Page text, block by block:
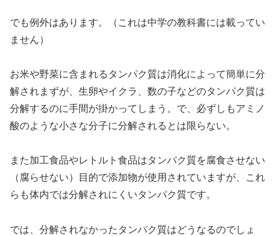
でも例外はあります。（これは中学の教科書には載ってい
ません）
お米や野菜に含まれるタンパク質は消化によって簡単に分
解されまずが、生卵やイクラ、数の子などのタンパク質は
分解するのに手間が掛かってしまう。で、必ずしもアミノ
酸のような小さな分子に分解されるとは限らない。
また加工食品やレトルト食品はタンパク質を腐食させない
（腐らせない）目的で添加物が使用されていますが、これ
らも体内では分解されにくいタンパク質です。
では、分解されなかったタンパク質はどうなるのでしょ